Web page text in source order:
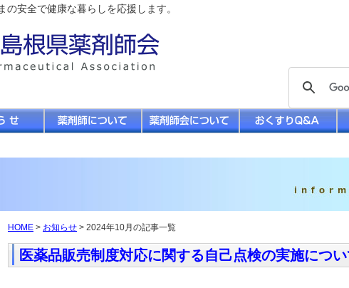
安全で健康な暮らしを応援します。
HOME > お知らせ > 2024年10月の記事一覧
医薬品販売制度対応に関する自己点検の実施につ